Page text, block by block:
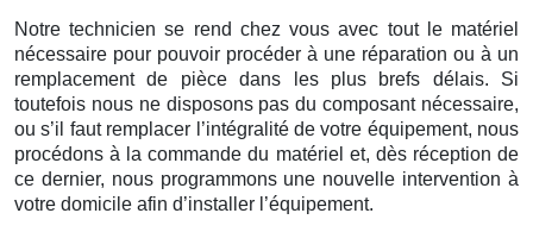
Notre technicien se rend chez vous avec tout le matériel
nécessaire pour pouvoir procéder à une réparation ou à un
remplacement de pièce dans les plus brefs délais. Si
toutefois nous ne disposons pas du composant nécessaire,
ou s’il faut remplacer l’intégralité de votre équipement, nous
procédons à la commande du matériel et, dès réception de
ce dernier, nous programmons une nouvelle intervention à
votre domicile afin d’installer l’équipement.